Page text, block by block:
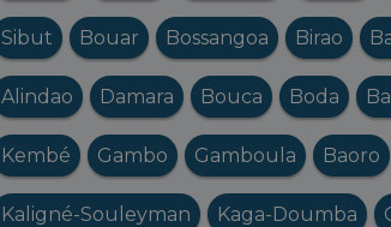
Sibut Bouar Bossangoa Birao
Alindao Damara Bouca Boda
Kembé Gambo Gamboula Baoro
Kaligné-Souleyman Kaga-Doumba